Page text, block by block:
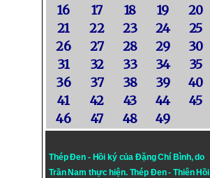
16
17 18 19
20
21
22 23 24
25
26
27 28 29
30
31
32 33 34
35
36
37 38 39
40
41
42 43 44
45
46
47 48 49
Thép Đen - Hồi ký của Đặng Chí Bình, do
Trần Nam thực hiện. Thép Đen- Thiên Hồi